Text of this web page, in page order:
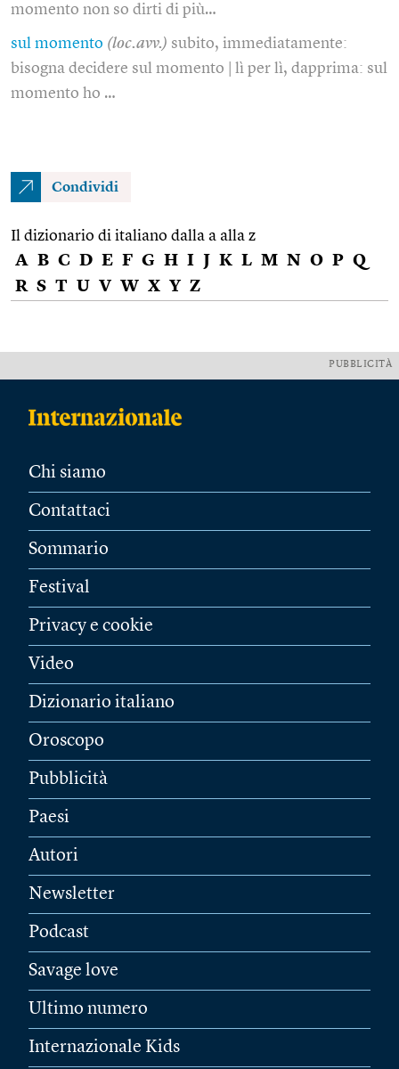
momento non so dirti di più…
sul momento (loc.avv.) subito, immediatamente:
bisogna decidere sul momento | lì per lì, dapprima: sul
momento ho …
Condividi
Il dizionario di italiano dalla a alla z
A B C D E F G H I J K L M N O P Q
R S T U V W X Y Z
PUBBLICITÀ
Chi siamo
Contattaci
Sommario
Festival
Privacy e cookie
Video
Dizionario italiano
Oroscopo
Pubblicità
Paesi
Autori
Newsletter
Podcast
Savage love
Ultimo numero
Internazionale Kids